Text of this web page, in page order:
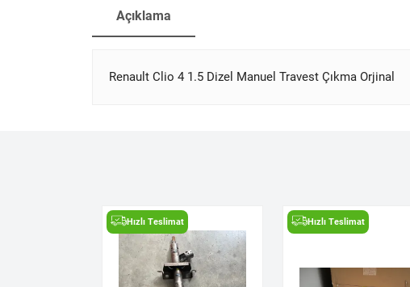
Açıklama
Renault Clio 4 1.5 Dizel Manuel Travest Çıkma Orjinal
Hızlı Teslimat Hızlı Teslimat